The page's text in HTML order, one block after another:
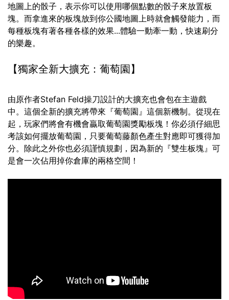
地圖上的骰子，表示你可以使用哪個點數的骰子來放置板
塊。而拿進來的板塊放到你公國地圖上時就會觸發能力，而
每種板塊有著各種各樣的效果...體驗一動牽一動，快速刷分
的樂趣。
【獨家全新大擴充：葡萄園】
由原作者Stefan Feld操刀設計的大擴充也會包在主遊戲
中。這個全新的擴充將帶來『葡萄園』這個新機制。從現在
起，玩家們將會有機會贏取葡萄園獎勵板塊！你必須仔細思
考該如何擺放葡萄園，只要葡萄藤顏色產生對應即可獲得加
分。除此之外你也必須謹慎規劃，因為新的『雙生板塊』可
是會一次佔用掉你倉庫的兩格空間！